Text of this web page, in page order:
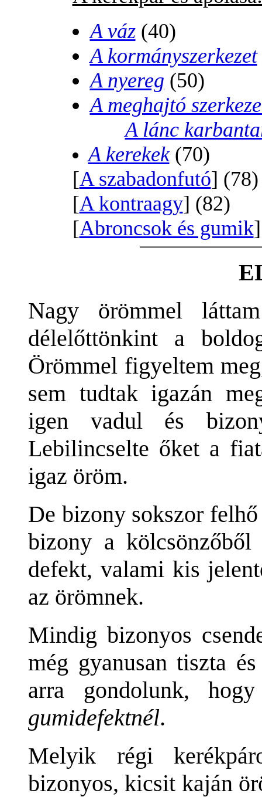
A váz(40)
A kormányszerkezet
A nyereg (50)
A meghajtó
A lánc
A kerekek(70)
[A szabadonfutó] (78)
[A kontraagy] (82)
[Abroncsok és gumik
Nagy örömmel
délelőttönkint a
Örömmel figyeltem
sem tudtak igazán
igen vadul és
Lebilincselte őket a
igaz öröm.
De bizony sokszor
bizony a
defekt, valami kis
az örömnek.
Mindig bizonyos
még gyanusan tiszta
arra gondolunk,
gumidefektnél.
Melyik régi
bizonyos, kicsit kaján